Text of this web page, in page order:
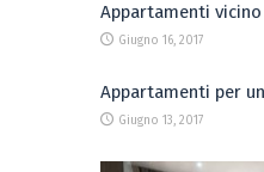
Appartamenti
Giugno 16, 2017
Appartamenti per
Giugno 13, 2017